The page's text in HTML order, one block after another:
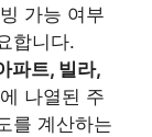
가능 여부
합니다.
파트, 빌라,
나열된 주
를 계산하는